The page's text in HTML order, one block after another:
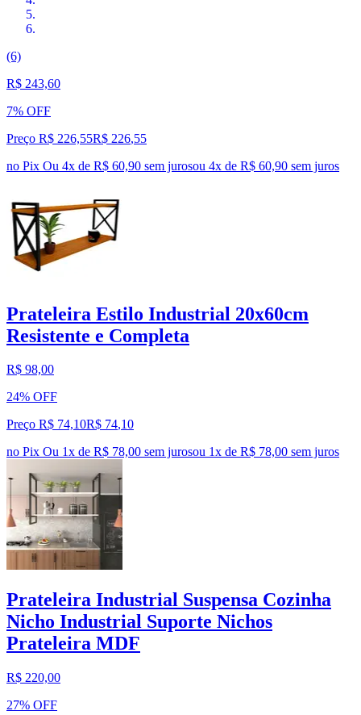
(6)
R$ 243,60
7% OFF
Preço R$ 226,55R$ 226,55
no Pix Ou 4x de R$ 60,90 sem jurosou 4x de R$ 60,90 sem juros
Prateleira Estilo Industrial 20x60cm
Resistente e Completa
R$ 98,00
24% OFF
Preço R$ 74,10R$ 74,10
no Pix Ou 1x de R$ 78,00 sem jurosou 1x de R$ 78,00 sem juros
Prateleira Industrial Suspensa Cozinha
Nicho Industrial Suporte Nichos
Prateleira MDF
R$ 220,00
27% OFF